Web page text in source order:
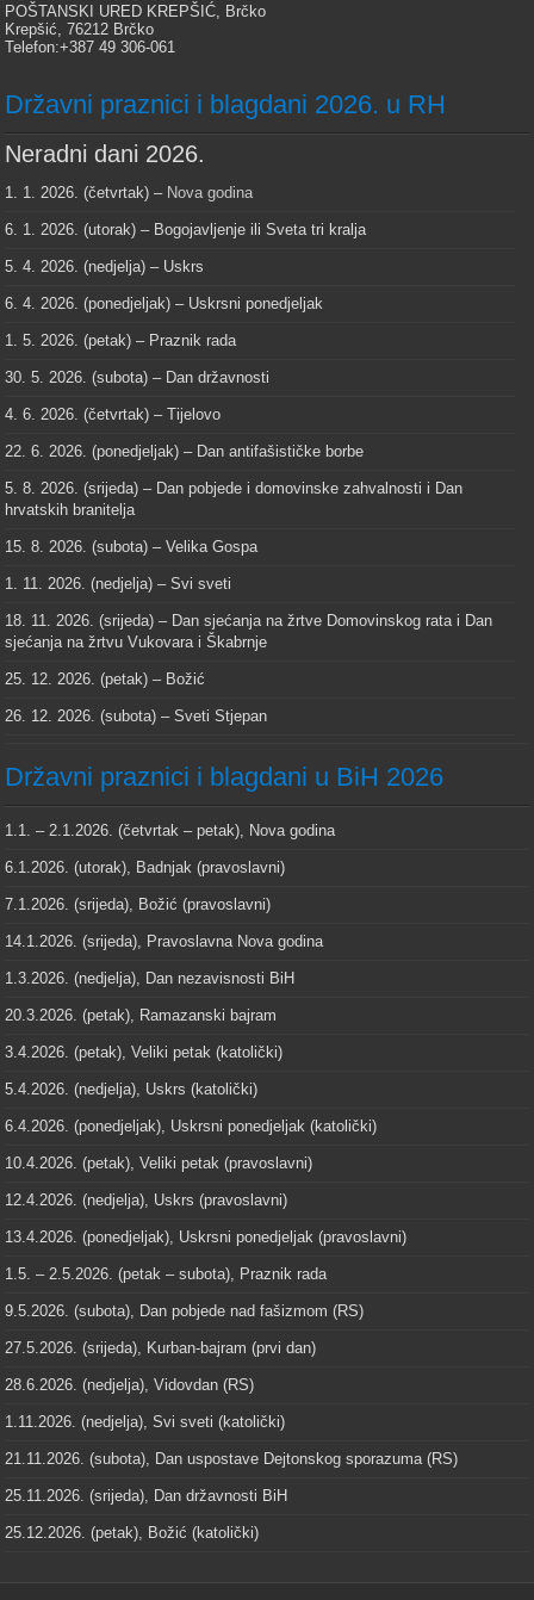
POŠTANSKI URED KREPŠIĆ, Brčko
Krepšić, 76212 Brčko
Telefon:+387 49 306-061
Državni praznici i blagdani 2026. u RH
Neradni dani 2026.
1. 1. 2026. (četvrtak) – Nova godina
6. 1. 2026. (utorak) – Bogojavljenje ili Sveta tri kralja
5. 4. 2026. (nedjelja) – Uskrs
6. 4. 2026. (ponedjeljak) – Uskrsni ponedjeljak
1. 5. 2026. (petak) – Praznik rada
30. 5. 2026. (subota) – Dan državnosti
4. 6. 2026. (četvrtak) – Tijelovo
22. 6. 2026. (ponedjeljak) – Dan antifašističke borbe
5. 8. 2026. (srijeda) – Dan pobjede i domovinske zahvalnosti i Dan
hrvatskih branitelja
15. 8. 2026. (subota) – Velika Gospa
1. 11. 2026. (nedjelja) – Svi sveti
18. 11. 2026. (srijeda) – Dan sjećanja na žrtve Domovinskog rata i Dan
sjećanja na žrtvu Vukovara i Škabrnje
25. 12. 2026. (petak) – Božić
26. 12. 2026. (subota) – Sveti Stjepan
Državni praznici i blagdani u BiH 2026
1.1. – 2.1.2026. (četvrtak – petak), Nova godina
6.1.2026. (utorak), Badnjak (pravoslavni)
7.1.2026. (srijeda), Božić (pravoslavni)
14.1.2026. (srijeda), Pravoslavna Nova godina
1.3.2026. (nedjelja), Dan nezavisnosti BiH
20.3.2026. (petak), Ramazanski bajram
3.4.2026. (petak), Veliki petak (katolički)
5.4.2026. (nedjelja), Uskrs (katolički)
6.4.2026. (ponedjeljak), Uskrsni ponedjeljak (katolički)
10.4.2026. (petak), Veliki petak (pravoslavni)
12.4.2026. (nedjelja), Uskrs (pravoslavni)
13.4.2026. (ponedjeljak), Uskrsni ponedjeljak (pravoslavni)
1.5. – 2.5.2026. (petak – subota), Praznik rada
9.5.2026. (subota), Dan pobjede nad fašizmom (RS)
27.5.2026. (srijeda), Kurban-bajram (prvi dan)
28.6.2026. (nedjelja), Vidovdan (RS)
1.11.2026. (nedjelja), Svi sveti (katolički)
21.11.2026. (subota), Dan uspostave Dejtonskog sporazuma (RS)
25.11.2026. (srijeda), Dan državnosti BiH
25.12.2026. (petak), Božić (katolički)